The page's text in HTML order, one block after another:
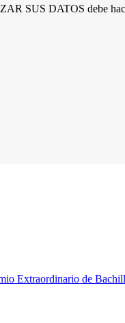
SUS DATOS debe
Extraordinario de